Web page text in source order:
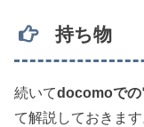
持ち物
続いてdocomoでの
て解説しておきます